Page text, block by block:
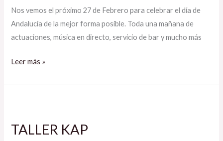
Nos vemos el próximo 27 de Febrero para celebrar el día de
Andalucía de la mejor forma posible. Toda una mañana de
actuaciones, música en directo, servicio de bar y mucho más
Leer más »
TALLER KAP​